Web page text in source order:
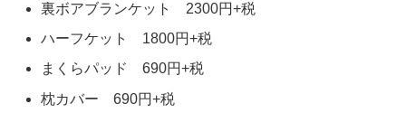
裏ボアブランケット 2300円+税
ハーフケット 1800円+税
まくらパッド 690円+税
枕カバー 690円+税